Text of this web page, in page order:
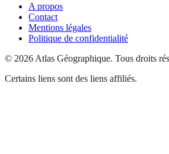
A propos
Contact
Mentions légales
Politique de confidentialité
© 2026 Atlas Géographique. Tous droits
Certains liens sont des liens affiliés.